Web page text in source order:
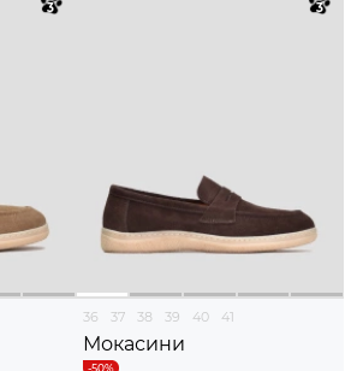
36 37 38 39 40 41
Мокасини